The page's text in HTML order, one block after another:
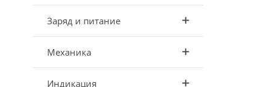
Заряд и питание
Механика
Индикация